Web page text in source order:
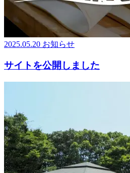
2025.05.20 お知らせ
サイトを公開しました